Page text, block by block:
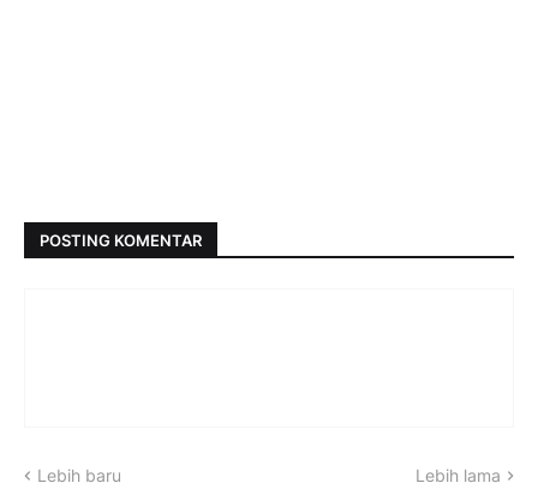
POSTING KOMENTAR
Lebih baru Lebih lama